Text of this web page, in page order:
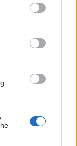
romlást
is kedvez.